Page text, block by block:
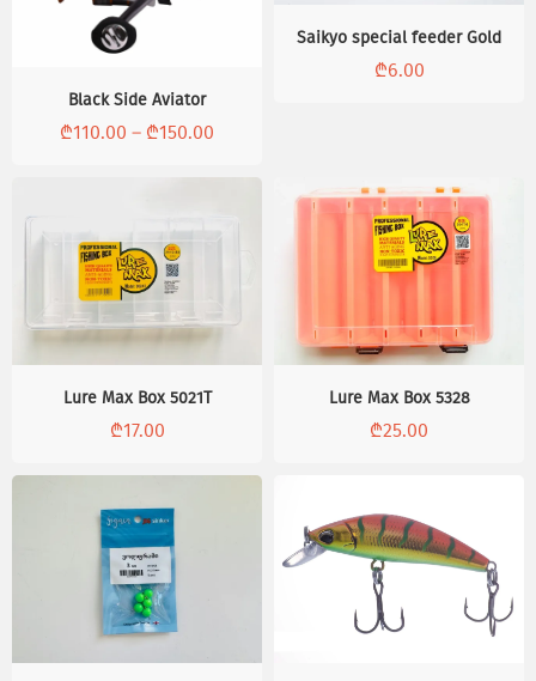
Black Side Aviator
₾110.00 – ₾150.00
Saikyo special feeder Gold
₾6.00
Lure Max Box 5021T
₾17.00
Lure Max Box 5328
₾25.00